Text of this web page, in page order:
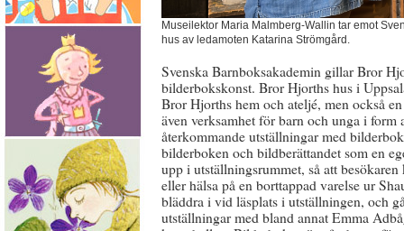
Museilektor Maria Malmberg-Wallin tar emot
hus av ledamoten Katarina Strömgård.
Svenska Barnboksakademin gillar Bror
bilderbokskonst. Bror Hjorths hus i
Bror Hjorths hem och ateljé, men också
även verksamhet för barn och unga i
återkommande utställningar med
bilderboken och bildberättandet som en
upp i utställningsrummet, så att
eller hälsa på en borttappad varelse ur
bläddra i vid läsplats i utställningen, och
utställningar med bland annat Emma